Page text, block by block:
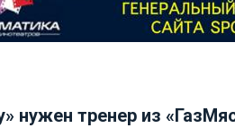
нужен тренер из